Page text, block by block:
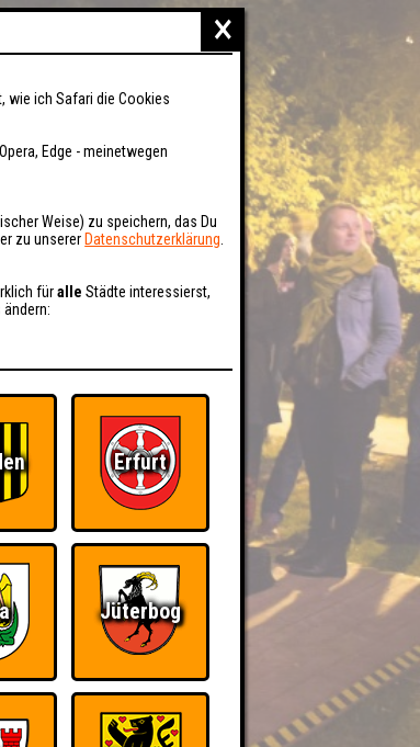
×
wie ich Safari die Cookies
Edge - meinetwegen
Weise) zu speichern, das Du
zu unserer Datenschutzerklärung
füralle Städte interessierst,
Erfurt
Jüterbog